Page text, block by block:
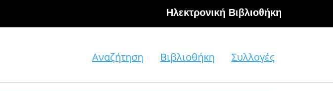
Hλεκτρονική Βιβλιοθήκη
Αναζήτηση Βιβλιοθήκη Συλλογές